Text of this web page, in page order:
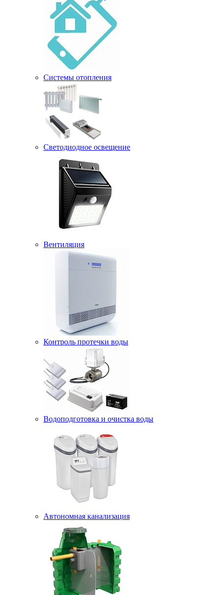
Системы отопления
Светодиодное освещение
Вентиляция
Контроль протечки воды
Водоподготовка и очистка воды
Автономная канализация